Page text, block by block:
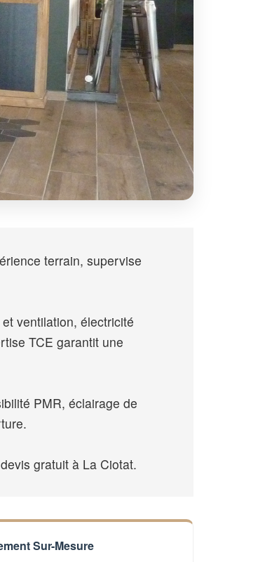
terrain, supervise
ventilation, électricité
TCE garantit une
PMR, éclairage de
gratuit à La Ciotat.
Sur-Mesure